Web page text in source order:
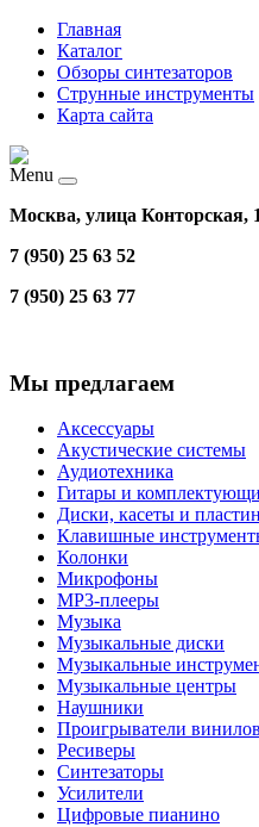
Главная
Каталог
Обзоры синтезаторов
Струнные инструменты
Карта сайта
Menu
Москва, улица Конторская,
7 (950) 25 63 52
7 (950) 25 63 77
Мы предлагаем
Аксессуары
Акустические системы
Аудиотехника
Гитары и
Диски, касеты и
Клавишные
Колонки
Микрофоны
МР3-плееры
Музыка
Музыкальные диски
Музыкальные
Музыкальные центры
Наушники
Проигрыватели
Ресиверы
Синтезаторы
Усилители
Цифровые пианино